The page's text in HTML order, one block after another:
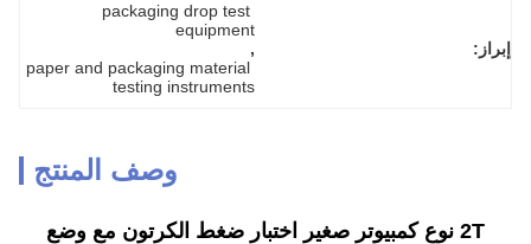
إبراز:
packaging drop test
equipment
,
paper and packaging material
testing instruments
وصف المنتج
2T نوع كمبيوتر صغير اختبار ضغط الكرتون مع وضع